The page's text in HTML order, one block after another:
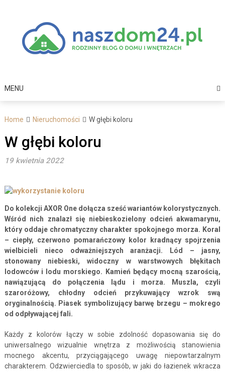
MENU
Home Nieruchomości W głębi koloru
W głębi koloru
19 kwietnia 2022
Do kolekcji AXOR One dołącza sześć wariantów kolorystycznych.
Wśród nich znalazł się niebieskozielony odcień akwamarynu,
który oddaje chromatyczny charakter spokojnego morza. Koral
– ciepły, czerwono pomarańczowy kolor kradnący spojrzenia
wielbicieli nieco odważniejszych aranżacji. Lód – jasny,
stonowany niebieski, widoczny w warstwowych błękitach
lodowców i lodu morskiego. Kamień będący mocną szarością,
nawiązującą do połączenia lądu i morza. Muszla, czyli
szaroróżowy, chłodny odcień przykuwający wzrok swą
oryginalnością. Piasek symbolizujący barwę brzegu – mokrego
od odpływającej fali.
Każdy z kolorów łączy w sobie zdolność dopasowania się do
uniwersalnego wizualnie wnętrza z możliwością stanowienia
mocnego akcentu, przyciągającego uwagę niepowtarzalnym
charakterem. Odzwierciedla to sposób, w jaki do łazienek wkracza